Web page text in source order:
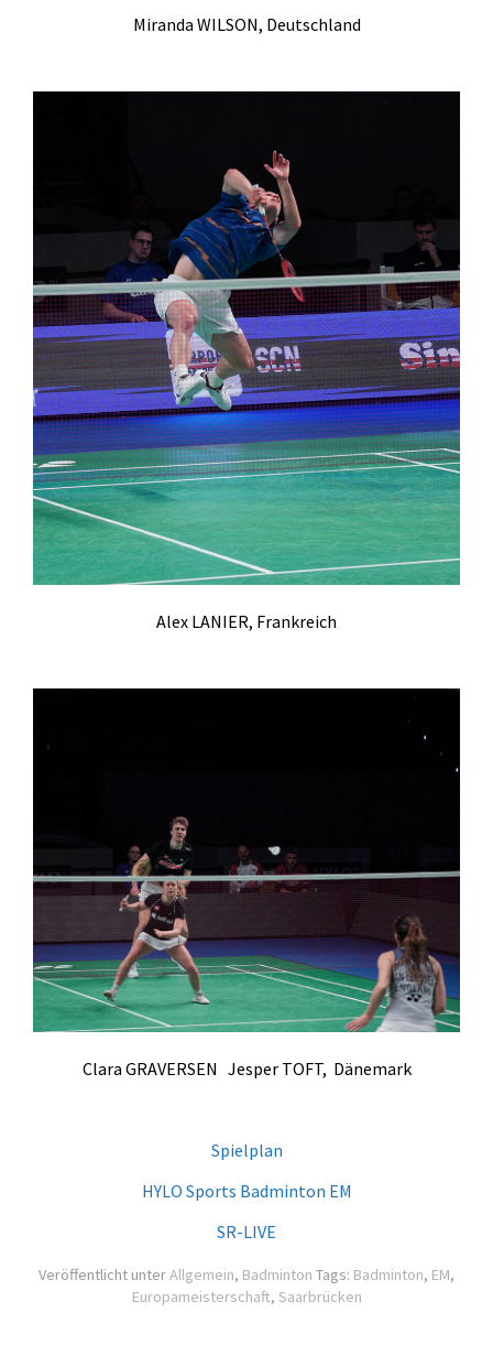
Impressum
Datenschutzerklärung
Miranda WILSON, Deutschland
Alex LANIER, Frankreich
Clara GRAVERSEN Jesper TOFT, Dänemark
Spielplan
HYLO Sports Badminton EM
SR-LIVE
Veröffentlicht unterAllgemein, Badminton Tags: Badminton, EM,
Europameisterschaft, Saarbrücken